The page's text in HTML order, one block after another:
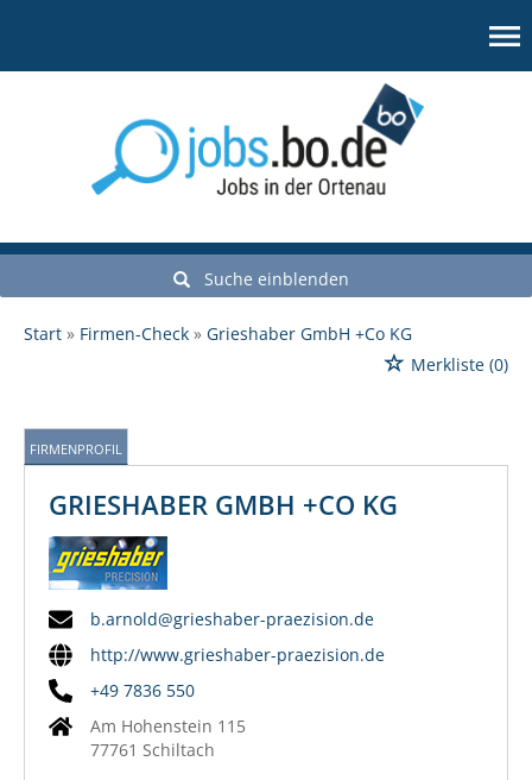
Suche einblenden
Start Firmen-Check
Grieshaber GmbH +Co KG
Merkliste (0)
FIRMENPROFIL
GRIESHABER GMBH +CO KG
b.arnold@grieshaber-praezision.de
http://www.grieshaber-praezision.de
+49 7836 550
Am Hohenstein 115
77761 Schiltach